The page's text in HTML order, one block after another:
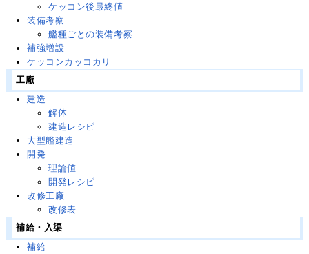
ケッコン後最終値
装備考察
艦種ごとの装備考察
補強増設
ケッコンカッコカリ
工廠
建造
解体
建造レシピ
大型艦建造
開発
理論値
開発レシピ
改修工廠
改修表
補給・入渠
補給